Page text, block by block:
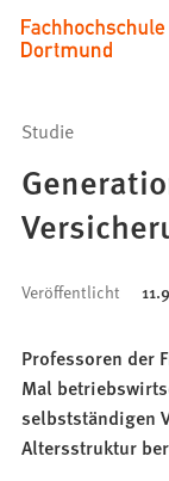
Inhalt anspringen
Dortmund
-
Studium,
Studie
Veröffentlicht
Professoren der
Mal
selbstständigen
Altersstruktur